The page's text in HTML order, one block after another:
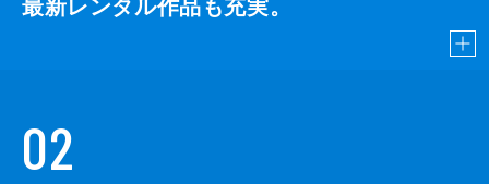
02